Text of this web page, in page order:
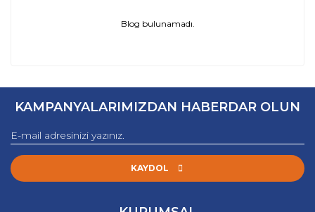
Blog bulunamadı.
KAMPANYALARIMIZDAN HABERDAR OLUN
KAYDOL